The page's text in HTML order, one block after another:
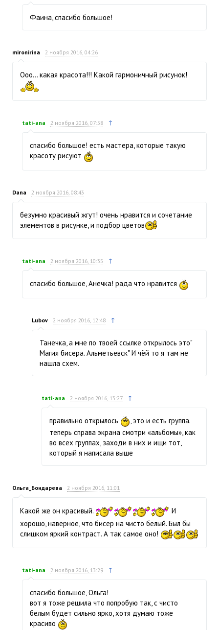
Фаина, спасибо большое!
mironirina 2 ноября 2016, 04:26
Ооо… какая красота!!! Какой гармоничный рисунок!
tati-ana 2 ноября 2016, 07:58 ↑
спасибо большое! есть мастера, которые такую
красоту рисуют
Dana 2 ноября 2016, 08:43
безумно красивый жгут! очень нравится и сочетание
элементов в рисунке, и подбор цветов
tati-ana 2 ноября 2016, 10:35 ↑
спасибо большое, Анечка! рада что нравится
Lubov 2 ноября 2016, 12:48 ↑
Танечка, а мне по твоей ссылке открылось это"
Магия бисера. Альметьевск" И чёй то я там не
нашла схем.
tati-ana 2 ноября 2016, 13:27 ↑
правильно открылось
, это и есть группа.
теперь справа экрана смотри «альбомы», как
во всех группах, заходи в них и ищи тот,
который я написала выше
Ольга_Бондарева 2 ноября 2016, 11:01
Какой же он красивый.
И
хорошо, наверное, что бисер на чисто белый. Был бы
слишком яркий контраст. А так самое оно!
tati-ana 2 ноября 2016, 13:29 ↑
спасибо большое, Ольга!
вот я тоже решила что попробую так, с чисто
белым будет сильно ярко, хотя думаю тоже
красиво